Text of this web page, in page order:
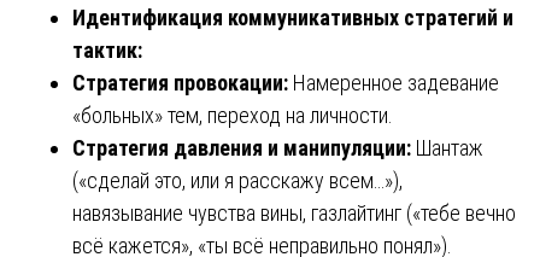
Идентификация коммуникативных стратегий и
тактик:
Стратегия провокации: Намеренное задевание
«больных» тем, переход на личности.
Стратегия давления и манипуляции: Шантаж
(«сделай это, или я расскажу всем…»),
навязывание чувства вины, газлайтинг («тебе вечно
всё кажется», «ты всё неправильно понял»).